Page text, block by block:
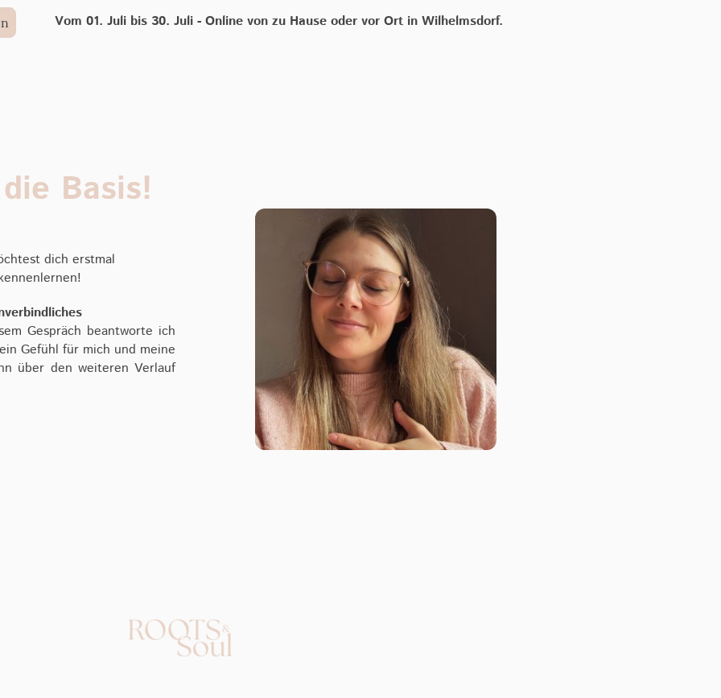
Vom 01. Juli bis 30. Juli - Online von zu Hause oder vor Ort in Wilhelmsdorf.
Basis!
dich erstmal
Gespräch beantworte ich
Gefühl für mich und meine
über den weiteren Verlauf